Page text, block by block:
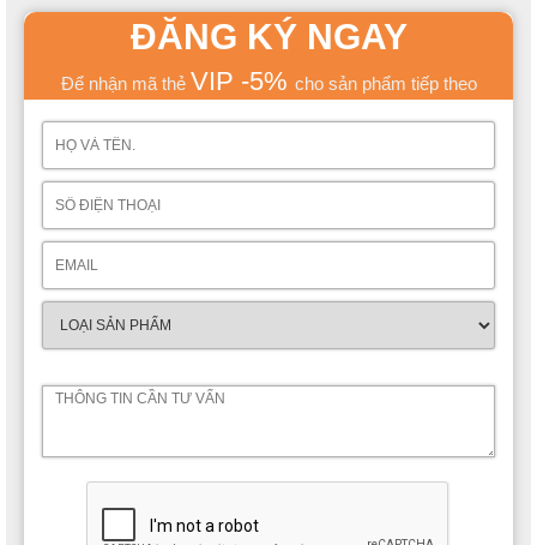
ĐĂNG KÝ NGAY
Để nhận mã thẻ VIP -5% cho sản phẩm tiếp theo